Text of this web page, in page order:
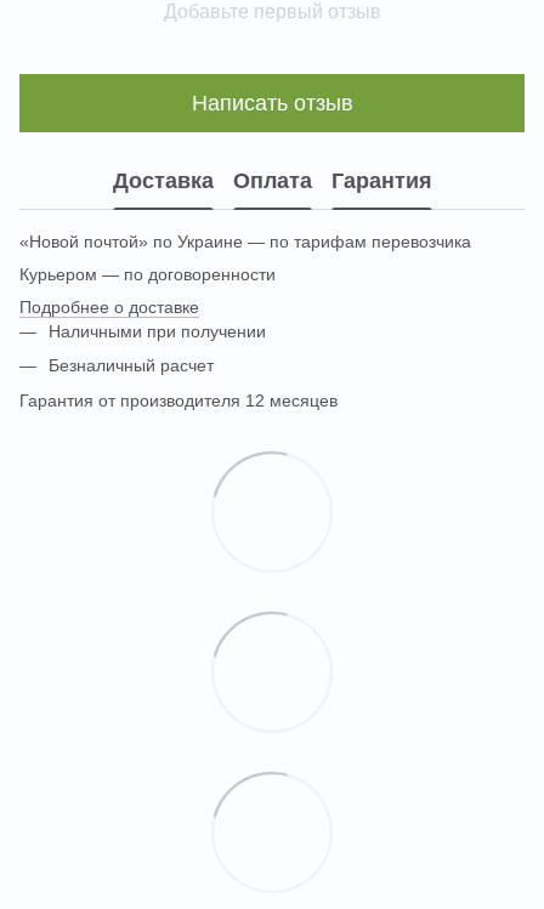
Добавьте первый отзыв
Написать отзыв
Доставка Оплата Гарантия
«Новой почтой» по Украине — по тарифам перевозчика
Курьером — по договоренности
Подробнее о доставке
Наличными при получении
Безналичный расчет
Гарантия от производителя 12 месяцев